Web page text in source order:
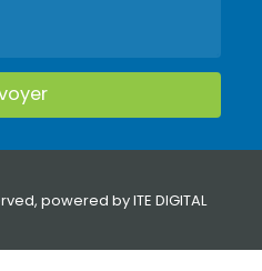
powered byITE DIGITAL